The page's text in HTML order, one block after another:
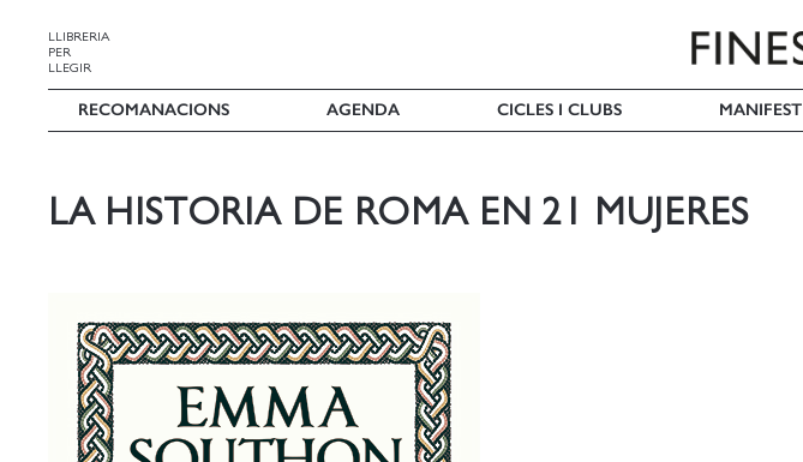
LLIBRERIA
PER
LLEGIR
RECOMANACIONS AGENDA CICLES I CLUBS MANIFEST
LA HISTORIA DE ROMA EN 21 MUJERES